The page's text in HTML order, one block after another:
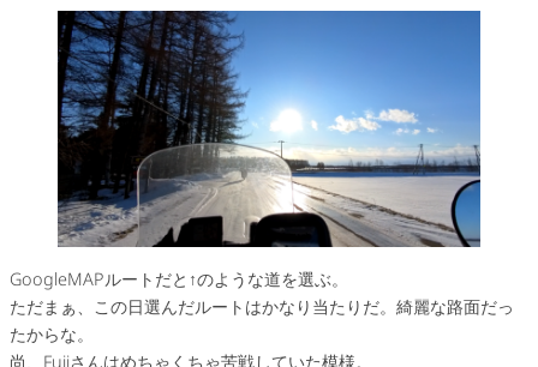
GoogleMAPルートだと↑のような道を選ぶ。
ただまぁ、この日選んだルートはかなり当たりだ。綺麗な路面だっ
たからな。
尚、Fujiさんはめちゃくちゃ苦戦していた模様。